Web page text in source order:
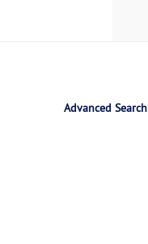
Advanced Search